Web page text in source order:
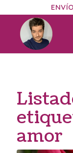
amor